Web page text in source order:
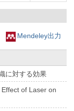
Mendeley出力
に対する効果
of Laser on